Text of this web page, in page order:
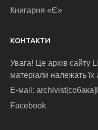
Книгарня «Є»
КОНТАКТИ
Увага! Це архів сайту
матеріали належать їх
E-маіl:
Facebook